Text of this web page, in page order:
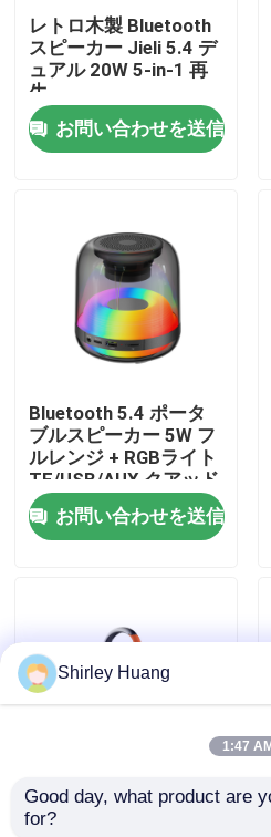
製品
わたしたち に つい て
工場 ツアー
品質管理
連絡 ください
事件
引金 を 求め て ください
ワイヤーで縛られたコン
レトロ木製 Bluetooth
スピーカー Jieli 5.4 デ
ュアル 20W 5-in-1 再
生
お問い合わせを送信
Bluetooth 5.4 ポータ
ブルスピーカー 5W フ
ルレンジ + RGBライト
TF/USB/AUX クアッド
モード
お問い合わせを送信
5W BT5.4 ポータブル
スピーカー、
Shirley Huang
1:47 AM
Good day, what product are
for?